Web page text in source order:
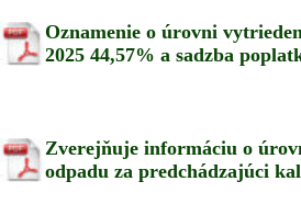
Oznamenie o úrovni
2025 44,57% a sadzba
Zverejňuje informáciu o
odpadu za predchádzajúci